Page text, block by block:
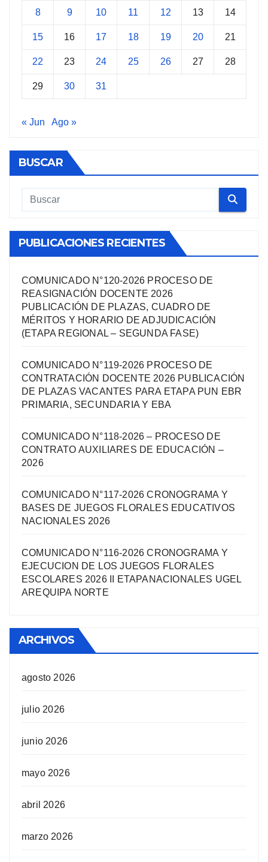
8 9 10 11 12 13 14
15 16 17 18 19 20 21
22 23 24 25 26 27 28
29 30 31
« Jun Ago »
BUSCAR
PUBLICACIONES RECIENTES
COMUNICADO N°120-2026 PROCESO DE
REASIGNACIÓN DOCENTE 2026
PUBLICACIÓN DE PLAZAS, CUADRO DE
MÉRITOS Y HORARIO DE ADJUDICACIÓN
(ETAPA REGIONAL – SEGUNDA FASE)
COMUNICADO N°119-2026 PROCESO DE
CONTRATACIÓN DOCENTE 2026 PUBLICACIÓN
DE PLAZAS VACANTES PARA ETAPA PUN EBR
PRIMARIA, SECUNDARIA Y EBA
COMUNICADO N°118-2026 – PROCESO DE
CONTRATO AUXILIARES DE EDUCACIÓN –
2026
COMUNICADO N°117-2026 CRONOGRAMA Y
BASES DE JUEGOS FLORALES EDUCATIVOS
NACIONALES 2026
COMUNICADO N°116-2026 CRONOGRAMA Y
EJECUCION DE LOS JUEGOS FLORALES
ESCOLARES 2026 II ETAPANACIONALES UGEL
AREQUIPA NORTЕ
ARCHIVOS
agosto 2026
julio 2026
junio 2026
mayo 2026
abril 2026
marzo 2026